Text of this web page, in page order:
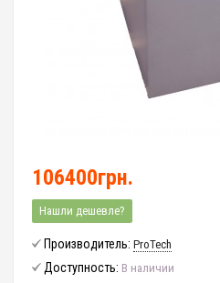
106400грн.
Нашли дешевле?
Производитель: ProTech
Доступность: В наличии